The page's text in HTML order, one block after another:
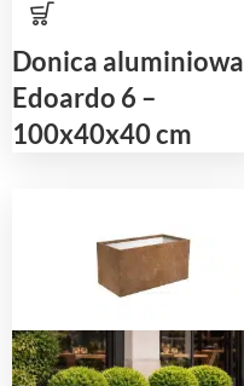
Donica aluminiowa
Edoardo 6 –
100x40x40 cm